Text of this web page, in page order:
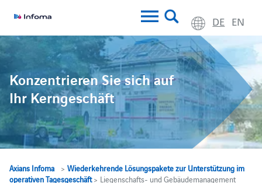
DE EN
Konzentrieren Sie sich auf
Ihr Kerngeschäft
Axians Infoma> Wiederkehrende Lösungspakete zur Unterstützung im
operativen Tagesgeschäft> Liegenschafts- und Gebäudemanagement